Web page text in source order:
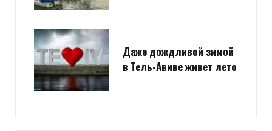
Даже дождливой зимой
в Тель-Авиве живет лето